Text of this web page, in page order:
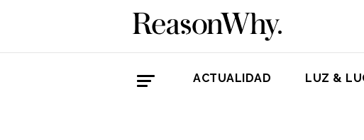
ACTUALIDAD LUZ &